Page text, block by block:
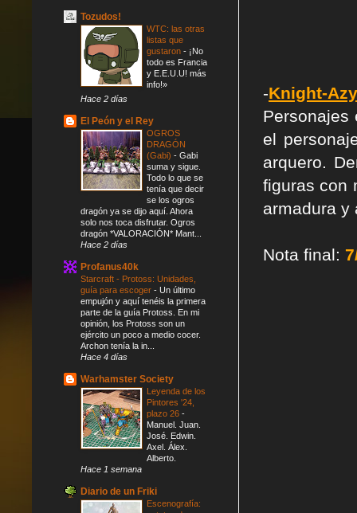
-Knight-
Personajes
el
arquero.
figuras con
armadura y
Nota final:
Tozudos!
WTC: las otras
listas que
gustaron - ¡No
todo es Francia
y E.E.U.U! más
info!»
Hace 2 días
El Peón y el Rey
OGROS
DRAGÓN
(Gabi) - Gabi
suma y sigue.
Todo lo que se
tenía que decir
se los ogros
dragón ya se dijo aquí. Ahora
solo nos toca disfrutar. Ogros
dragón *VALORACIÓN* Mant...
Hace 2 días
Profanus40k
Starcraft - Protoss: Unidades,
guía para escoger - Un último
empujón y aquí tenéis la primera
parte de la guía Protoss. En mi
opinión, los Protoss son un
ejército un poco a medio cocer.
Archon tenía la in...
Hace 4 días
Warhamster Society
Leyenda de los
Pintores '24,
plazo 26 -
Manuel. Juan.
José. Edwin.
Axel. Álex.
Alberto.
Hace 1 semana
Diario de un Friki
Escenografía: